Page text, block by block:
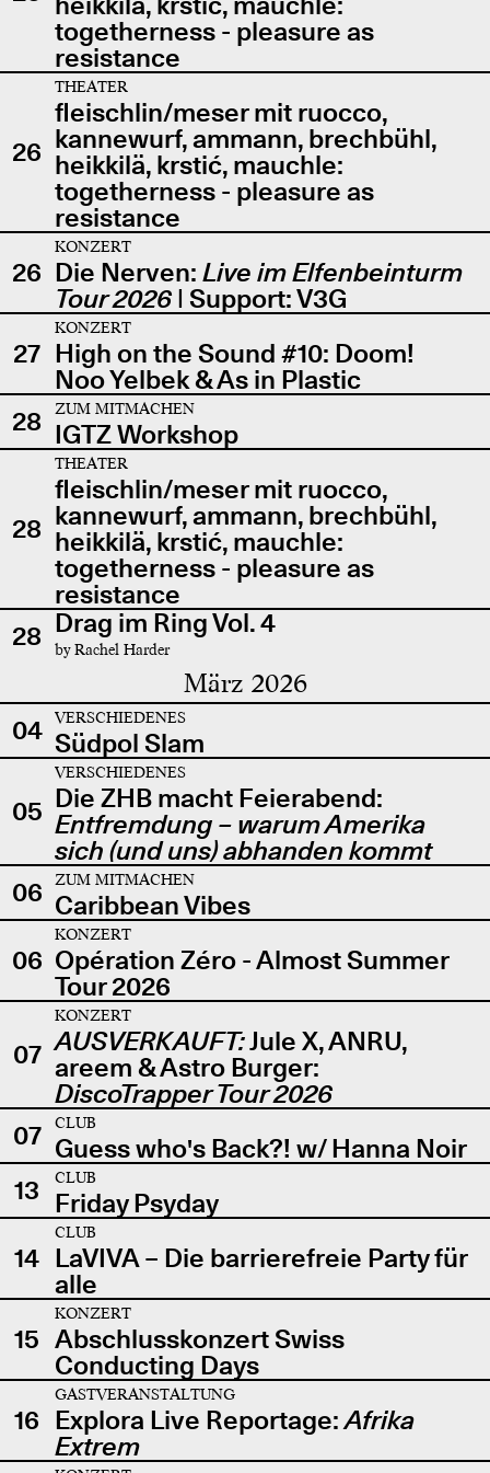
togetherness - pleasure as
resistance
26
THEATER
fleischlin/meser mit ruocco,
kannewurf, ammann, brechbühl,
heikkilä, krstić, mauchle:
togetherness - pleasure as
resistance
26
KONZERT
Die Nerven: Live im Elfenbeinturm
Tour 2026| Support: V3G
27
KONZERT
High on the Sound #10: Doom!
Noo Yelbek & As in Plastic
28
ZUM MITMACHEN
IGTZ Workshop
28
THEATER
fleischlin/meser mit ruocco,
kannewurf, ammann, brechbühl,
heikkilä, krstić, mauchle:
togetherness - pleasure as
resistance
28 Drag im Ring Vol. 4
by Rachel Harder
März 2026
04 VERSCHIEDENES
Südpol Slam
05
VERSCHIEDENES
Die ZHB macht Feierabend:
Entfremdung – warum Amerika
sich (und uns) abhanden kommt
06
ZUM MITMACHEN
Caribbean Vibes
06
KONZERT
Opération Zéro - Almost Summer
Tour 2026
07
KONZERT
AUSVERKAUFT:Jule X, ANRU,
areem & Astro Burger:
DiscoTrapper Tour 2026
07
CLUB
Guess who's Back?! w/ Hanna Noir
13
CLUB
Friday Psyday
14
CLUB
LaVIVA – Die barrierefreie Party für
alle
15
KONZERT
Abschlusskonzert Swiss
Conducting Days
16
GASTVERANSTALTUNG
Explora Live Reportage:Afrika
Extrem